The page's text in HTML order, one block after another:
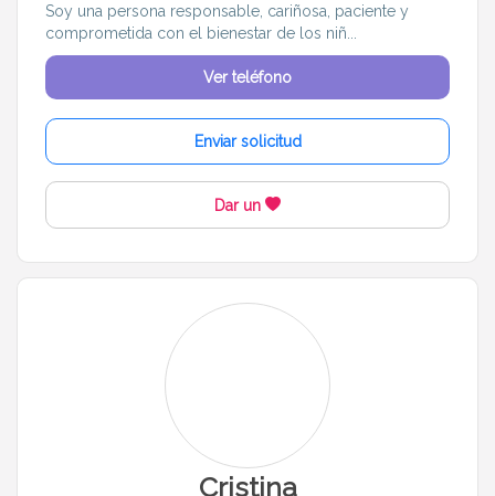
Soy una persona responsable, cariñosa, paciente y
comprometida con el bienestar de los niñ...
Ver teléfono
Enviar solicitud
Dar un
Cristina